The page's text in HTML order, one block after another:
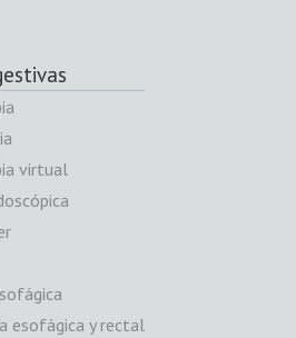
virtual
esofágica y rectal